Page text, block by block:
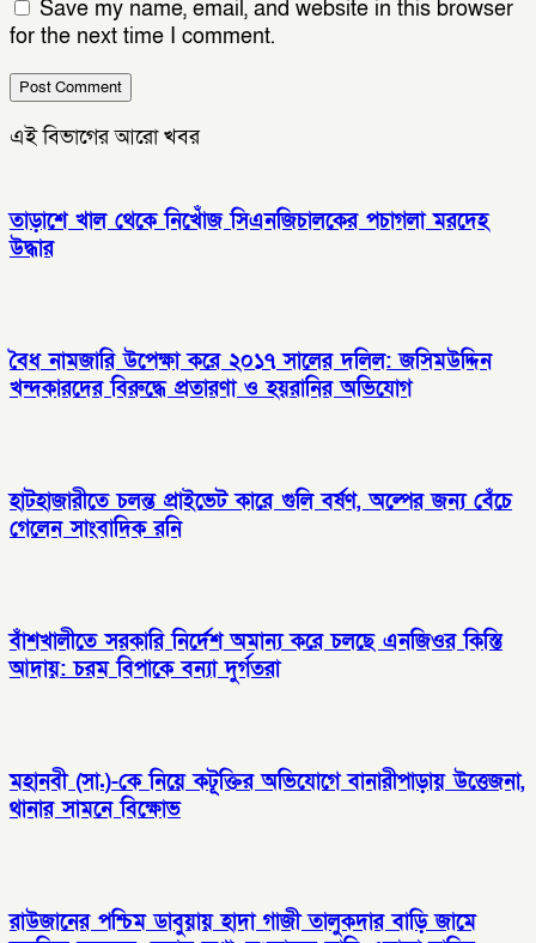
Save my name, email, and website in this browser
for the next time I comment.
এই বিভাগের আরো খবর
তাড়াশে খাল থেকে নিখোঁজ সিএনজিচালকের পচাগলা মরদেহ
উদ্ধার
বৈধ নামজারি উপেক্ষা করে ২০১৭ সালের দলিল: জসিমউদ্দিন
খন্দকারদের বিরুদ্ধে প্রতারণা ও হয়রানির অভিযোগ
হাটহাজারীতে চলন্ত প্রাইভেট কারে গুলি বর্ষণ, অল্পের জন্য বেঁচে
গেলেন সাংবাদিক রনি
বাঁশখালীতে সরকারি নির্দেশ অমান্য করে চলছে এনজিওর কিস্তি
আদায়: চরম বিপাকে বন্যা দুর্গতরা
মহানবী (সা.)-কে নিয়ে কটূক্তির অভিযোগে বানারীপাড়ায় উত্তেজনা,
থানার সামনে বিক্ষোভ
রাউজানের পশ্চিম ডাবুয়ায় হাদা গাজী তালুকদার বাড়ি জামে